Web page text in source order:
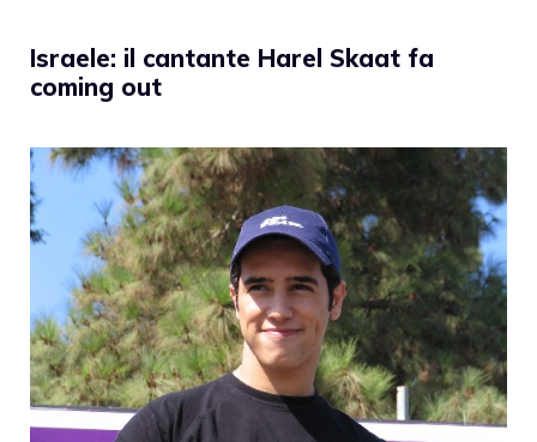
Israele: il cantante Harel Skaat fa
coming out